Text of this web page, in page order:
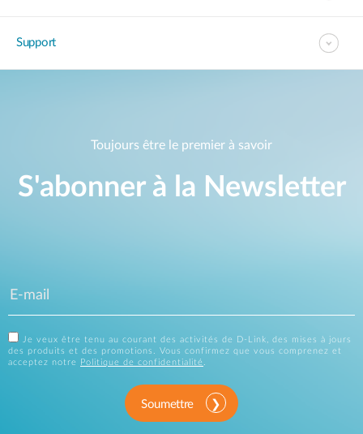
Support
Toujours être le premier à savoir
S'abonner à la Newsletter
Je veux être tenu au courant des activités de D-Link, des mises à jours
des produits et des promotions. Vous confirmez que vous comprenez et
acceptez notre
Politique de confidentialité.
Soumettre